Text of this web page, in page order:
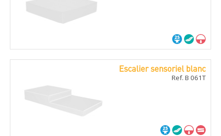
Escalier sensoriel blanc
Ref. B 061T